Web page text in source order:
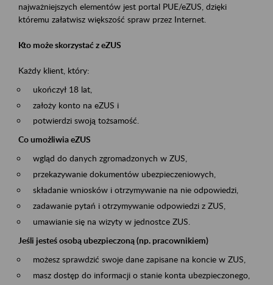
najważniejszych elementów jest portal PUE/eZUS, dzięki
któremu załatwisz większość spraw przez Internet.
Kto może skorzystać z eZUS
Każdy klient, który:
ukończył 18 lat,
założy konto na eZUS i
potwierdzi swoją tożsamość.
Co umożliwia eZUS
wgląd do danych zgromadzonych w ZUS,
przekazywanie dokumentów ubezpieczeniowych,
składanie wniosków i otrzymywanie na nie odpowiedzi,
zadawanie pytań i otrzymywanie odpowiedzi z ZUS,
umawianie się na wizyty w jednostce ZUS.
Jeśli jesteś osobą ubezpieczoną (np. pracownikiem)
możesz sprawdzić swoje dane zapisane na koncie w ZUS,
masz dostęp do informacji o stanie konta ubezpieczonego,